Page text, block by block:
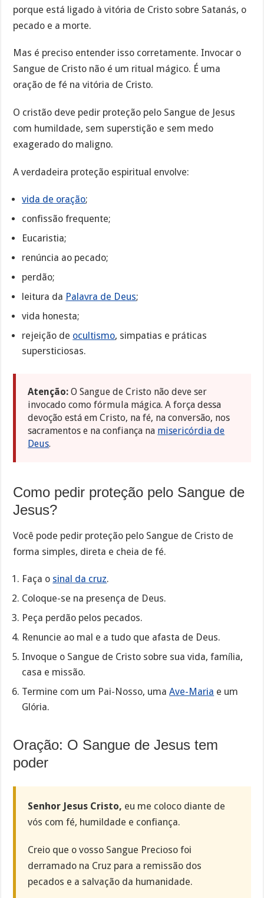
porque está ligado à vitória de Cristo sobre Satanás, o
pecado e a morte.
Mas é preciso entender isso corretamente. Invocar o
Sangue de Cristo não é um ritual mágico. É uma
oração de fé na vitória de Cristo.
O cristão deve pedir proteção pelo Sangue de Jesus
com humildade, sem superstição e sem medo
exagerado do maligno.
A verdadeira proteção espiritual envolve:
vida de oração;
confissão frequente;
Eucaristia;
renúncia ao pecado;
perdão;
leitura da Palavra de Deus;
vida honesta;
rejeição de ocultismo, simpatias e práticas
supersticiosas.
Atenção: O Sangue de Cristo não deve ser
invocado como fórmula mágica. A força dessa
devoção está em Cristo, na fé, na conversão, nos
sacramentos e na confiança na misericórdia de
Deus.
Como pedir proteção pelo Sangue de
Jesus?
Você pode pedir proteção pelo Sangue de Cristo de
forma simples, direta e cheia de fé.
Faça o sinal da cruz.
Coloque-se na presença de Deus.
Peça perdão pelos pecados.
Renuncie ao mal e a tudo que afasta de Deus.
Invoque o Sangue de Cristo sobre sua vida, família,
casa e missão.
Termine com um Pai-Nosso, umaAve-Maria e um
Glória.
Oração: O Sangue de Jesus tem
poder
Senhor Jesus Cristo, eu me coloco diante de
vós com fé, humildade e confiança.
Creio que o vosso Sangue Precioso foi
derramado na Cruz para a remissão dos
pecados e a salvação da humanidade.